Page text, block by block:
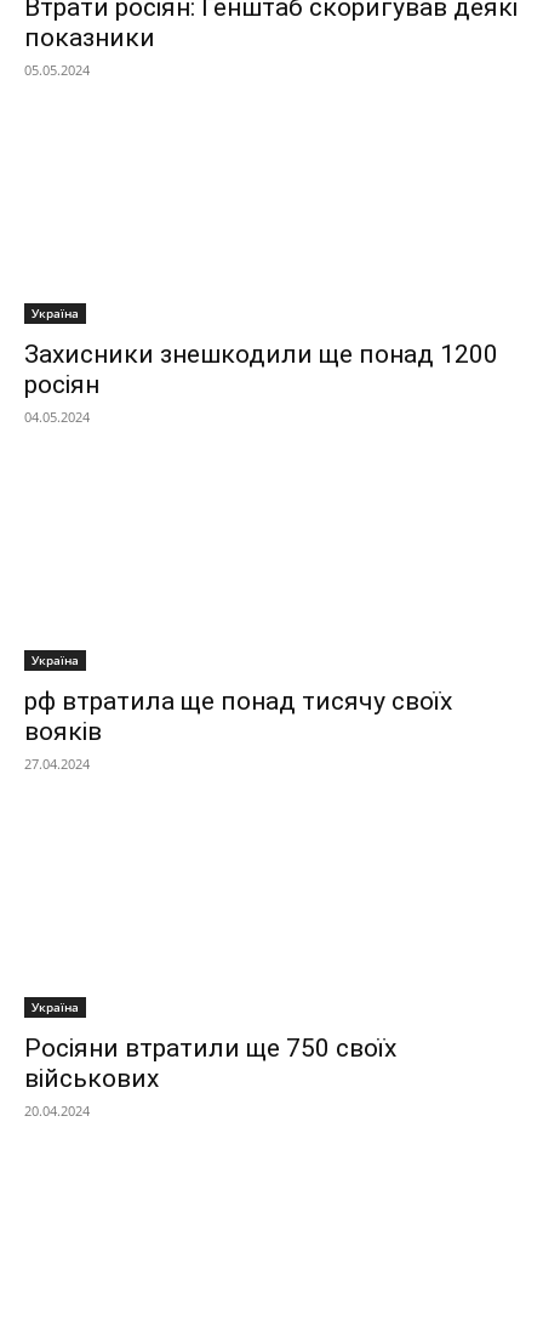
Втрати росіян: Генштаб скоригував деякі
показники
05.05.2024
Україна
Захисники знешкодили ще понад 1200
росіян
04.05.2024
Україна
рф втратила ще понад тисячу своїх
вояків
27.04.2024
Україна
Росіяни втратили ще 750 своїх
військових
20.04.2024